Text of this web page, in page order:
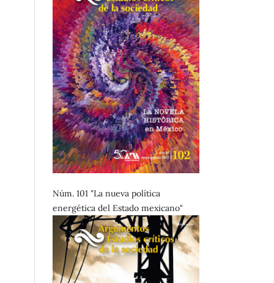
Núm. 101 "La nueva política
energética del Estado mexicano"